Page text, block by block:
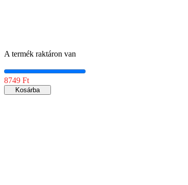
A termék raktáron van
8749 Ft
Kosárba